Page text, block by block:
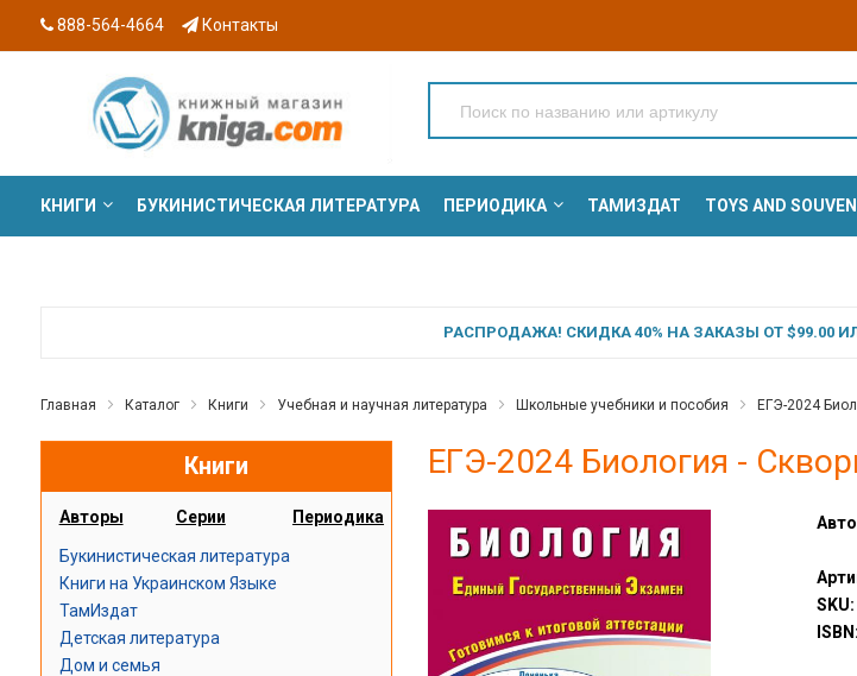
888-564-4664 Контакты
КНИГИ БУКИНИСТИЧЕСКАЯ ЛИТЕРАТУРА ПЕРИОДИКА ТАМИЗДАТ TOYS AND
РАСПРОДАЖА! СКИДКА 40% НА ЗАКАЗЫ ОТ $99.00
Главная Каталог Книги Учебная и научная литература Школьные учебники и пособия ЕГЭ-2024
Книги
Авторы Серии Периодика
Букинистическая литература
Книги на Украинском Языке
ТамИздат
Детская литература
Дом и семья
ЕГЭ-2024 Биология -
SKU:
ISBN: